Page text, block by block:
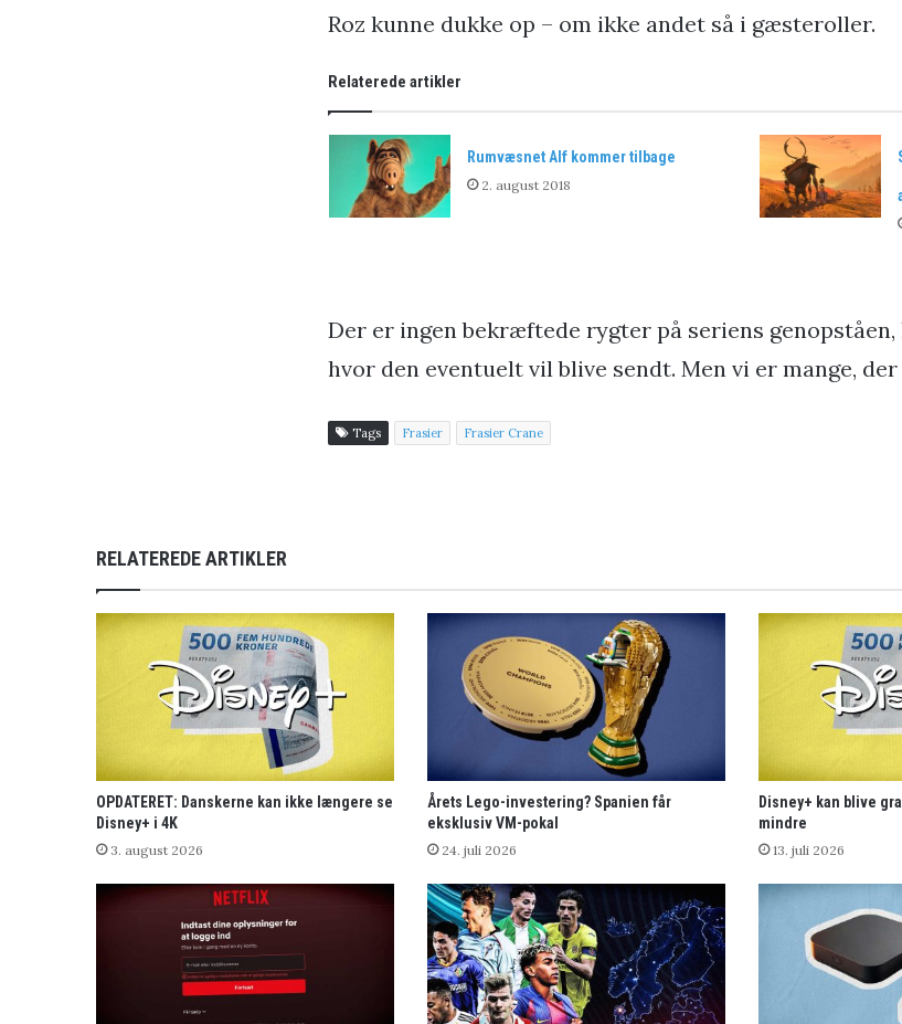
Roz kunne dukke op – om ikke andet så i gæsteroller.
Relaterede artikler
Rumvæsnet Alf kommer tilbage
2. august 2018
Der er ingen bekræftede rygter på seriens genopståen,
hvor den eventuelt vil blive sendt. Men vi er mange,
Tags Frasier Frasier Crane
RELATEREDE ARTIKLER
OPDATERET: Danskerne kan ikke længere se
Disney+ i 4K
3. august 2026
Årets Lego-investering? Spanien får
eksklusiv VM-pokal
24. juli 2026
Disney+ kan blive
mindre
13. juli 2026